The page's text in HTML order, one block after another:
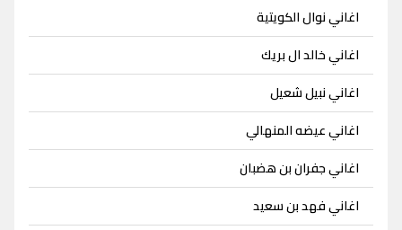
اغاني نوال الكويتية
اغاني خالد ال بريك
اغاني نبيل شعيل
اغاني عيضه المنهالي
اغاني جفران بن هضبان
اغاني فهد بن سعيد